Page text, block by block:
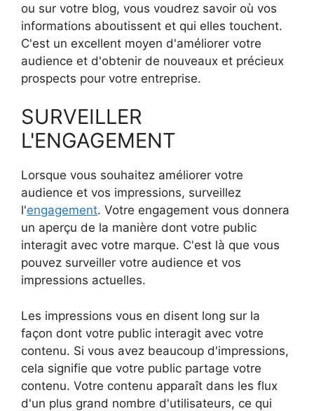
ou sur votre blog, vous voudrez savoir où vos
informations aboutissent et qui elles touchent.
C'est un excellent moyen d'améliorer votre
audience et d'obtenir de nouveaux et précieux
prospects pour votre entreprise.
SURVEILLER
L'ENGAGEMENT
Lorsque vous souhaitez améliorer votre
audience et vos impressions, surveillez
l'engagement. Votre engagement vous donnera
un aperçu de la manière dont votre public
interagit avec votre marque. C'est là que vous
pouvez surveiller votre audience et vos
impressions actuelles.
Les impressions vous en disent long sur la
façon dont votre public interagit avec votre
contenu. Si vous avez beaucoup d'impressions,
cela signifie que votre public partage votre
contenu. Votre contenu apparaît dans les flux
d'un plus grand nombre d'utilisateurs, ce qui